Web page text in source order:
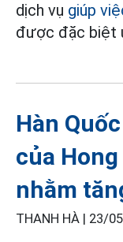
dịch vụ giúp
được đặc biệt
Hàn
của
nhằm
THANH HÀ | 23/